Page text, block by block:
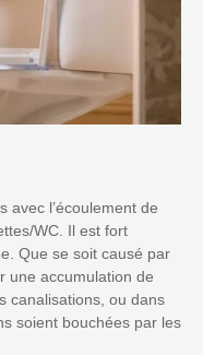
avec l’écoulement de
WC. Il est fort
Que se soit causé par
une accumulation de
canalisations, ou dans
soient bouchées par les